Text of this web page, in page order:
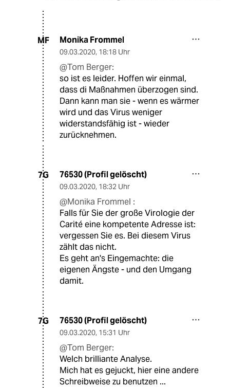
MF Monika Frommel
09.03.2020, 18:18 Uhr
@Tom Berger:
so ist es leider. Hoffen wir einmal,
dass di Maßnahmen überzogen sind.
Dann kann man sie - wenn es wärmer
wird und das Virus weniger
widerstandsfähig ist - wieder
zurücknehmen.
7G 76530 (Profil gelöscht)
09.03.2020, 18:32 Uhr
@Monika Frommel :
Falls für Sie der große Virologie der
Carité eine kompetente Adresse ist:
vergessen Sie es. Bei diesem Virus
zählt das nicht.
Es geht an's Eingemachte: die
eigenen Ängste - und den Umgang
damit.
7G 76530 (Profil gelöscht)
09.03.2020, 15:31 Uhr
@Tom Berger:
Welch brilliante Analyse.
Mich hat es gejuckt, hier eine andere
Schreibweise zu benutzen ...